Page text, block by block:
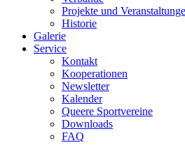
Projekte und
Historie
Galerie
Service
Kontakt
Kooperationen
Newsletter
Kalender
Queere Sportvereine
Downloads
FAQ